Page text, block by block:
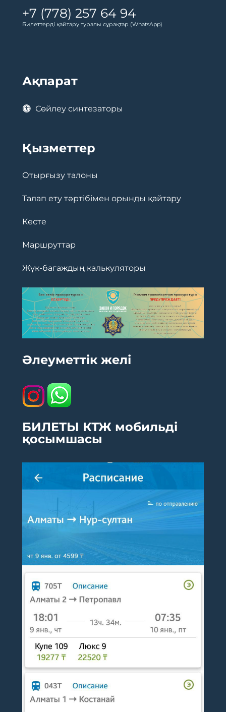
+7 (778) 257 64 94
Билеттерді қайтару туралы сұрақтар (WhatsApp)
Ақпарат
Сөйлеу синтезаторы
Қызметтер
Отырғызу талоны
Талап ету тәртібімен орынды қайтару
Кесте
Маршруттар
Жүк-багаждың калькуляторы
Әлеуметтік желі
БИЛЕТЫ КТЖ мобильді
қосымшасы